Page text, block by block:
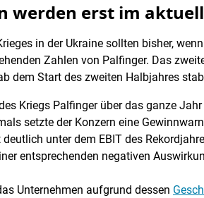
werden erst im
in der Ukraine sollten bisher,
Zahlen von Palfinger. Das
dem Start des zweiten Halbjahres
Kriegs Palfinger über das ganze
setzte der Konzern eine
unter dem EBIT des
entsprechenden negativen
Unternehmen aufgrund dessen